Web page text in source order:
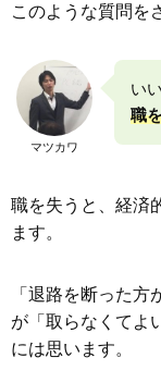
このような質問を
マツカワ
い
職
職を失うと、経済
ます。
「退路を断った
が「取らなくてよ
には思います。